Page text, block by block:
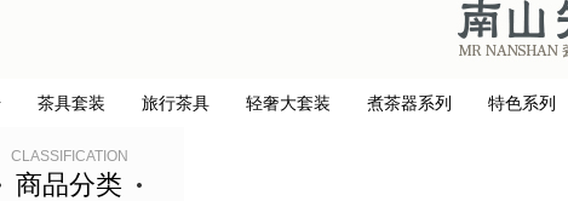
茶具套装 旅行茶具 轻奢大套装 煮茶器系列 特色系列
CLASSIFICATION
商品分类